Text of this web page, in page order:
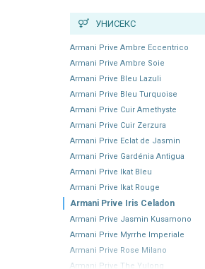
УНИСЕКС
Armani Prive Ambre Eccentrico
Armani Prive Ambre Soie
Armani Prive Bleu Lazuli
Armani Prive Bleu Turquoise
Armani Prive Cuir Amethyste
Armani Prive Cuir Zerzura
Armani Prive Eclat de Jasmin
Armani Prive Gardénia Antigua
Armani Prive Ikat Bleu
Armani Prive Ikat Rouge
Armani Prive Iris Celadon
Armani Prive Jasmin Kusamono
Armani Prive Myrrhe Imperiale
Armani Prive Rose Milano
Armani Prive The Yulong